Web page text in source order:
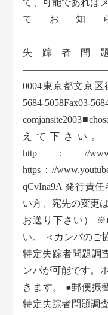
て、可能であれば
てお知
失踪者問
0004東京都文京区
5684-
えて下さい。
http：//
https：//
qCvIna9A 発行責
い方、宛先の変更
お送り下さい）
い。 ＜カンパのご
特定失踪者問題調
ンパが可能です。
きます。 ●郵便振
特定失踪者問題